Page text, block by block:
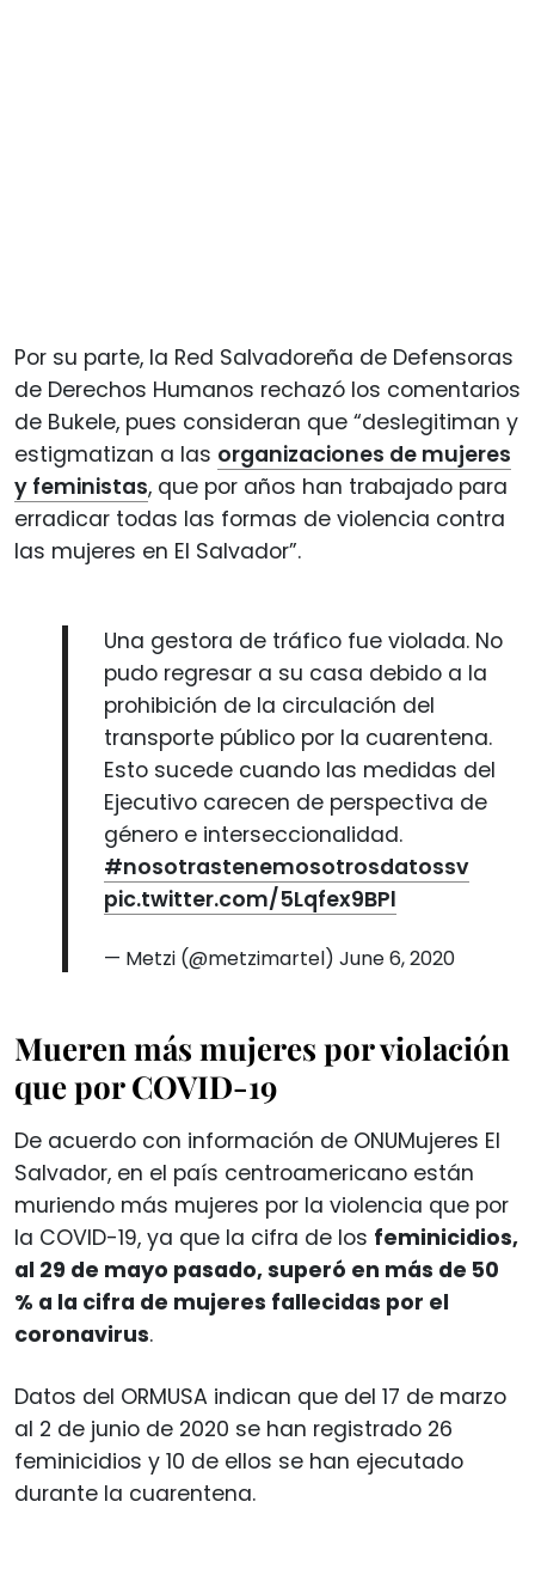
Por su parte, la Red Salvadoreña de Defensoras
de Derechos Humanos rechazó los comentarios
de Bukele, pues consideran que “deslegitiman y
estigmatizan a las organizaciones de mujeres
y feministas, que por años han trabajado para
erradicar todas las formas de violencia contra
las mujeres en El Salvador”.
Una gestora de tráfico fue violada. No
pudo regresar a su casa debido a la
prohibición de la circulación del
transporte público por la cuarentena.
Esto sucede cuando las medidas del
Ejecutivo carecen de perspectiva de
género e interseccionalidad.
#nosotrastenemosotrosdatossv
pic.twitter.com/5Lqfex9BPl
— Metzi (@metzimartel) June 6, 2020
Mueren más mujeres por violación
que por COVID-19
De acuerdo con información de ONUMujeres El
Salvador, en el país centroamericano están
muriendo más mujeres por la violencia que por
la COVID-19, ya que la cifra de los feminicidios,
al 29 de mayo pasado, superó en más de 50
% a la cifra de mujeres fallecidas por el
coronavirus.
Datos del ORMUSA indican que del 17 de marzo
al 2 de junio de 2020 se han registrado 26
feminicidios y 10 de ellos se han ejecutado
durante la cuarentena.